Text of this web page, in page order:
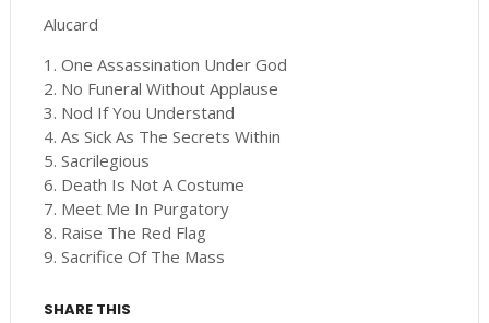
Alucard
1. One Assassination Under God
2. No Funeral Without Applause
3. Nod If You Understand
4. As Sick As The Secrets Within
5. Sacrilegious
6. Death Is Not A Costume
7. Meet Me In Purgatory
8. Raise The Red Flag
9. Sacrifice Of The Mass
SHARE THIS